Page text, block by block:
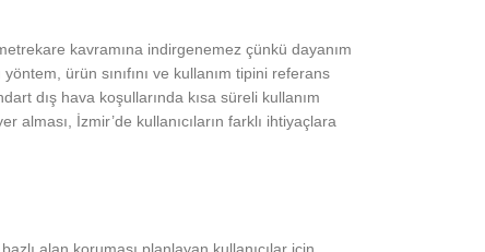
kavramına indirgenemez çünkü dayanım
ürün sınıfını ve kullanım tipini referans
dış hava koşullarında kısa süreli kullanım
İzmir’de kullanıcıların farklı ihtiyaçlara